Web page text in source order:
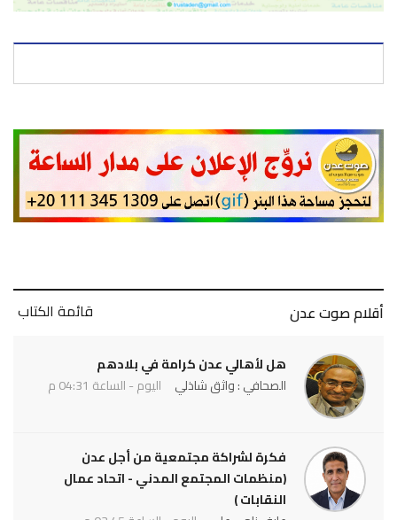
أقلام صوت عدن قائمة الكتاب
هل لأهالي عدن كرامة في بلادهم
الصحافي : واثق شاذلي
اليوم - الساعة 04:31 م
فكرة لشراكة مجتمعية من أجل عدن
(منظمات المجتمع المدني - اتحاد عمال
النقابات )